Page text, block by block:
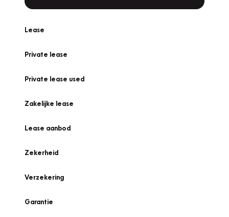
Lease
Private lease
Private lease used
Zakelijke lease
Lease aanbod
Zekerheid
Verzekering
Garantie